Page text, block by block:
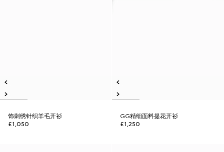
饰刺绣针织羊毛开衫
£1,050
GG精细面料提花开衫
£1,250